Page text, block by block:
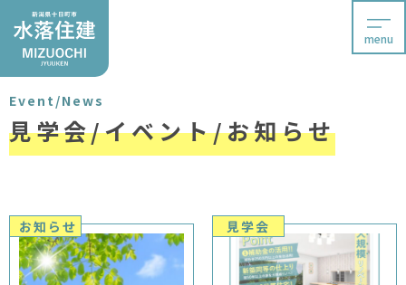
menu
Event/News
見学会/イベント/お知らせ
お知らせ 見学会